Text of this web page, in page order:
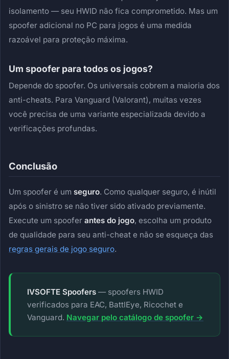
isolamento — seu HWID não fica comprometido. Mas um
spoofer adicional no PC para jogos é uma medida
razoável para proteção máxima.
Um spoofer para todos os jogos?
Depende do spoofer. Os universais cobrem a maioria dos
anti-cheats. Para Vanguard (Valorant), muitas vezes
você precisa de uma variante especializada devido a
verificações profundas.
Conclusão
Um spoofer é um seguro. Como qualquer seguro, é inútil
após o sinistro se não tiver sido ativado previamente.
Execute um spoofer antes do jogo, escolha um produto
de qualidade para seu anti-cheat e não se esqueça das
regras gerais de jogo seguro.
IVSOFTE Spoofers — spoofers HWID
verificados para EAC, BattlEye, Ricochet e
Vanguard. Navegar pelo catálogo de spoofer →